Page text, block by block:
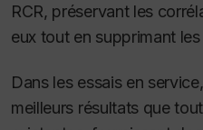
RCR, préservant les
eux tout en supprimant
Dans les essais en
meilleurs résultats que